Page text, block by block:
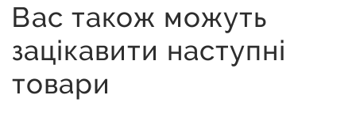
Вас також можуть
зацікавити наступні
товари